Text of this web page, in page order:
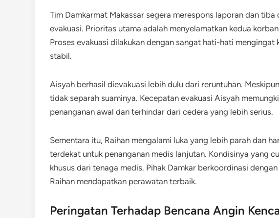
Tim Damkarmat Makassar segera merespons laporan dan
evakuasi. Prioritas utama adalah menyelamatkan kedua
Proses evakuasi dilakukan dengan sangat hati-hati
stabil.
Aisyah berhasil dievakuasi lebih dulu dari reruntuhan.
tidak separah suaminya. Kecepatan evakuasi Aisyah
penanganan awal dan terhindar dari cedera yang lebih serius.
Sementara itu, Raihan mengalami luka yang lebih parah dan
terdekat untuk penanganan medis lanjutan. Kondisinya yang
khusus dari tenaga medis. Pihak Damkar berkoordinasi
Raihan mendapatkan perawatan terbaik.
Peringatan Terhadap Bencana Angin